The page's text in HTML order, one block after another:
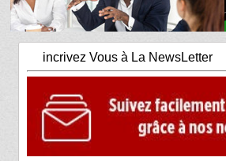
incrivez Vous à La NewsLetter